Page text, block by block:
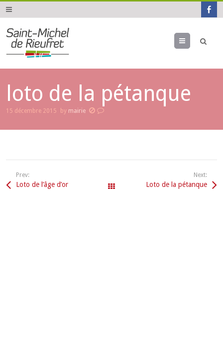
Menu
loto de la pétanque
15 décembre 2015 by mairie
Prev:
Loto de l’âge d’or All Events
Next:
Loto de la pétanque